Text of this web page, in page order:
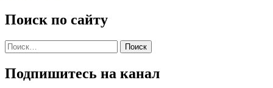
Поиск по сайту
Найти:
Подпишитесь на канал